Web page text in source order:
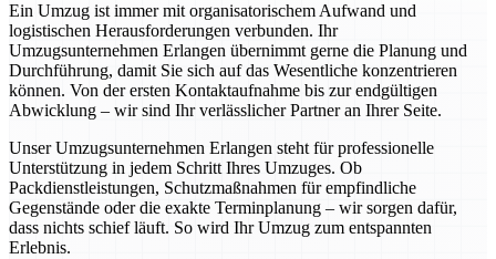
Ein Umzug ist immer mit organisatorischem Aufwand und
logistischen Herausforderungen verbunden. Ihr
Umzugsunternehmen Erlangen übernimmt gerne die Planung und
Durchführung, damit Sie sich auf das Wesentliche konzentrieren
können. Von der ersten Kontaktaufnahme bis zur endgültigen
Abwicklung – wir sind Ihr verlässlicher Partner an Ihrer Seite.
Unser Umzugsunternehmen Erlangen steht für professionelle
Unterstützung in jedem Schritt Ihres Umzuges. Ob
Packdienstleistungen, Schutzmaßnahmen für empfindliche
Gegenstände oder die exakte Terminplanung – wir sorgen dafür,
dass nichts schief läuft. So wird Ihr Umzug zum entspannten
Erlebnis.